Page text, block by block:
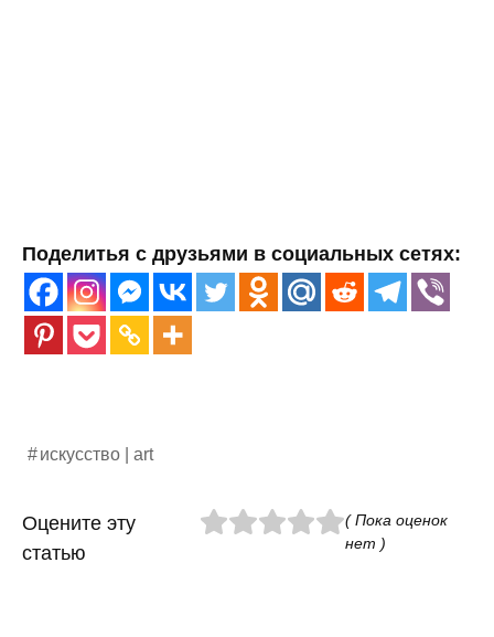
Поделитья с друзьями в социальных сетях:
искусство | art
Оцените эту
статью
( Пока оценок
нет )